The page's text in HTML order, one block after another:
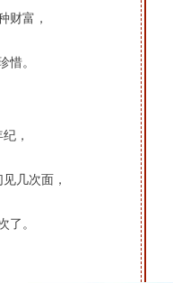
财富，
惜。
，
几次面，
了。